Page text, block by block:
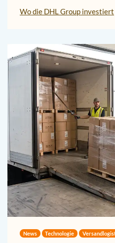
Wo die DHL Group investiert
News Technologie